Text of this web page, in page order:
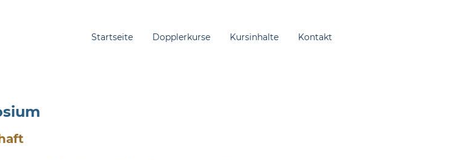
Startseite Dopplerkurse Kursinhalte Kontakt